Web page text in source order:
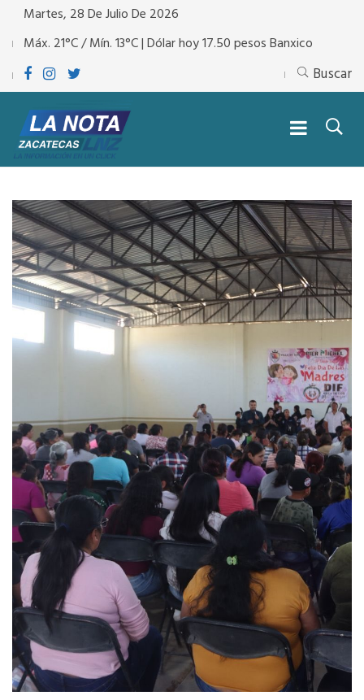
Martes, 28 De Julio De 2026
Máx. 21°C / Mín. 13°C | Dólar hoy 17.50 pesos Banxico
Buscar